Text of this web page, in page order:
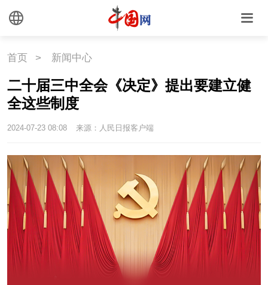
首页 > 新闻中心
二十届三中全会《决定》提出要建立健
全这些制度
2024-07-23 08:08 来源：人民日报客户端